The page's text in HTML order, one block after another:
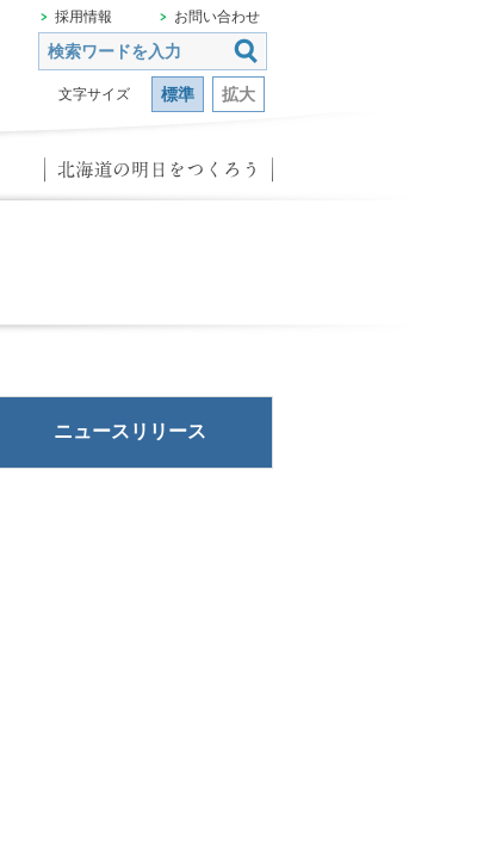
文字サイズ 標準 拡大
採用情報 お問い合わせ
ニュースリリース